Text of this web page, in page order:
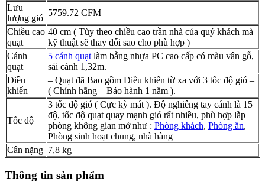
Lưu
lượng gió
5759.72 CFM
Chiều cao
quạt
40 cm ( Tùy theo chiều cao trần nhà của quý khách mà
kỹ thuật sẽ thay đổi sao cho phù hợp )
Cánh
quạt
5 cánh quạt làm bằng nhựa PC cao cấp có màu vân gỗ,
sải cánh 1,32m.
Điều
khiển
– Quạt đã Bao gồm Điều khiển từ xa với 3 tốc độ gió –
( Chính hãng – Bảo hành 1 năm ).
Tốc độ
3 tốc độ gió ( Cực kỳ mát ). Độ nghiêng tay cánh là 15
độ, tốc độ quạt quay mạnh gió rất nhiều, phù hợp lắp
phòng không gian mở như : Phòng khách, Phòng ăn,
Phòng sinh hoạt chung, nhà hàng
Cân nặng 7,8 kg
Thông tin sản phẩm